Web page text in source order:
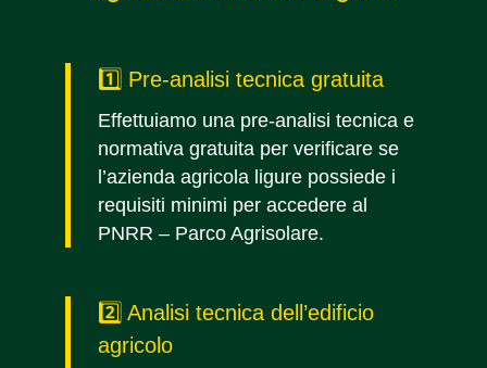
1️⃣ Pre-analisi tecnica gratuita
Effettuiamo una pre-analisi tecnica e
normativa gratuita per verificare se
l’azienda agricola ligure possiede i
requisiti minimi per accedere al
PNRR – Parco Agrisolare.
2️⃣ Analisi tecnica dell’edificio
agricolo